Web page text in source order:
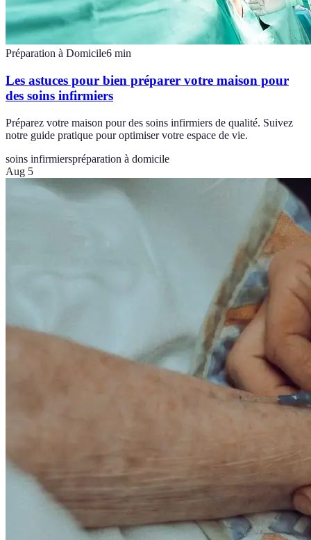
Préparation à Domicile6 min
Les astuces pour bien préparer votre maison pour
des soins infirmiers
Préparez votre maison pour des soins infirmiers de qualité. Suivez
notre guide pratique pour optimiser votre espace de vie.
soins infirmierspréparation à domicile
Aug 5